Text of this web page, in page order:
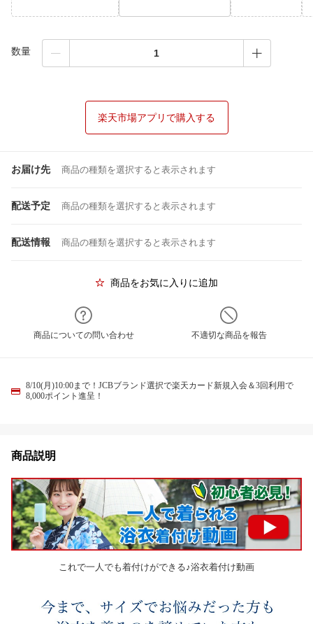
数量
楽天市場アプリで購入する
お届け先 商品の種類を選択すると表示されます
配送予定 商品の種類を選択すると表示されます
配送情報 商品の種類を選択すると表示されます
商品をお気に入りに追加
商品についての問い合わせ 不適切な商品を報告
8/10(月)10:00まで！JCBブランド選択で楽天カード新規入会＆3回利用で
8,000ポイント進呈！
商品説明
これで一人でも着付けができる♪浴衣着付け動画